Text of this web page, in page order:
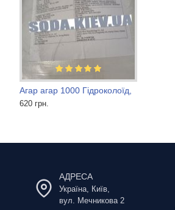
Агар агар 1000 Гідроколоїд,
620 грн.
Танін для вина
1 600 грн.
АДРЕСА
Україна, Київ,
вул. Мечникова 2